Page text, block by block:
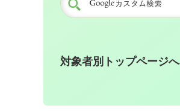
対象者別トップページへ